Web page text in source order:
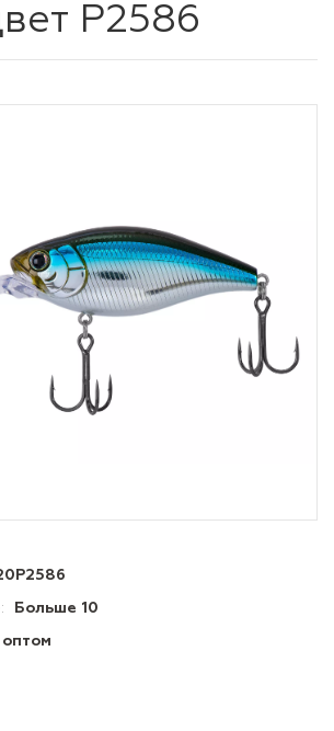
P2586
Больше 10
оптом